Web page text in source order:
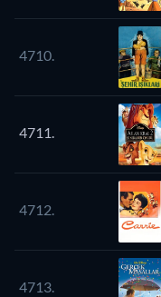
4710.
4711.
4712.
4713.